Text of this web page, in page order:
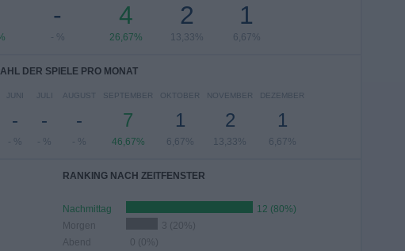
-
- %
4
26,67%
2
13,33%
1
6,67%
DER SPIELE PRO MONAT
JUNI
-
- %
JULI
-
- %
AUGUST
-
- %
SEPTEMBER
7
46,67%
OKTOBER
1
6,67%
NOVEMBER
2
13,33%
DEZEMBER
1
6,67%
RANKING NACH ZEITFENSTER
Nachmittag
12 (80%)
Morgen
3 (20%)
Abend
0 (0%)